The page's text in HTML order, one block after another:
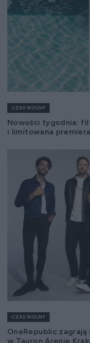
CZAS WOLNY
Nowości tygodnia:
i limitowana
CZAS WOLNY
OneRepublic zagrają
w Tauron Arenie